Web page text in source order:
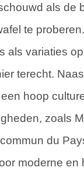
als de
te
als variaties
terecht.
hoop
zoals
du
moderne en